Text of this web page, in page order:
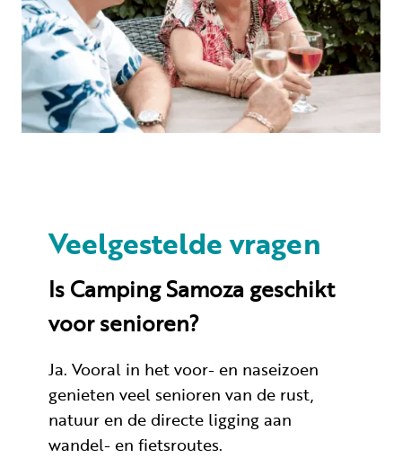
Veelgestelde vragen
Is Camping Samoza geschikt
voor senioren?
Ja. Vooral in het voor- en naseizoen
genieten veel senioren van de rust,
natuur en de directe ligging aan
wandel- en fietsroutes.